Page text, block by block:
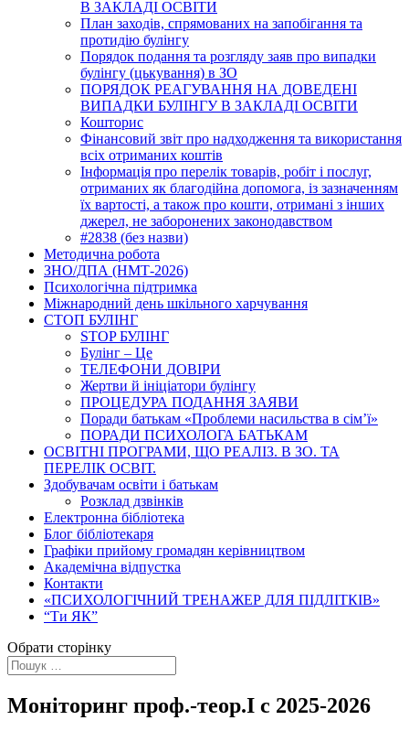
В ЗАКЛАДІ ОСВІТИ
План заходів, спрямованих на запобігання та
протидію булінгу
Порядок подання та розгляду заяв про випадки
булінгу (цькування) в ЗО
ПОРЯДОК РЕАГУВАННЯ НА ДОВЕДЕНІ
ВИПАДКИ БУЛІНГУ В ЗАКЛАДІ ОСВІТИ
Кошторис
Фінансовий звіт про надходження та використання
всіх отриманих коштів
Інформація про перелік товарів, робіт і послуг,
отриманих як благодійна допомога, із зазначенням
їх вартості, а також про кошти, отримані з інших
джерел, не заборонених законодавством
#2838 (без назви)
Методична робота
ЗНО/ДПА (НМТ-2026)
Психологічна підтримка
Міжнародний день шкільного харчування
СТОП БУЛІНГ
STOP БУЛІНГ
Булінг – Це
ТЕЛЕФОНИ ДОВІРИ
Жертви й ініціатори булінгу
ПРОЦЕДУРА ПОДАННЯ ЗАЯВИ
Поради батькам «Проблеми насильства в сім’ї»
ПОРАДИ ПСИХОЛОГА БАТЬКАМ
ОСВІТНІ ПРОГРАМИ, ЩО РЕАЛІЗ. В ЗО. ТА
ПЕРЕЛІК ОСВІТ.
Здобувачам освіти і батькам
Розклад дзвінків
Електронна бібліотека
Блог бібліотекаря
Графіки прийому громадян керівництвом
Академічна відпустка
Контакти
«ПСИХОЛОГІЧНИЙ ТРЕНАЖЕР ДЛЯ ПІДЛІТКІВ»
“Ти ЯК”
Обрати сторінку
Моніторинг проф.-теор.І с 2025-2026